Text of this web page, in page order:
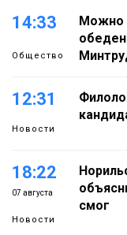
14:33
Общество
Можно
12:31
Новости
18:22
07 августа
Новости
смог